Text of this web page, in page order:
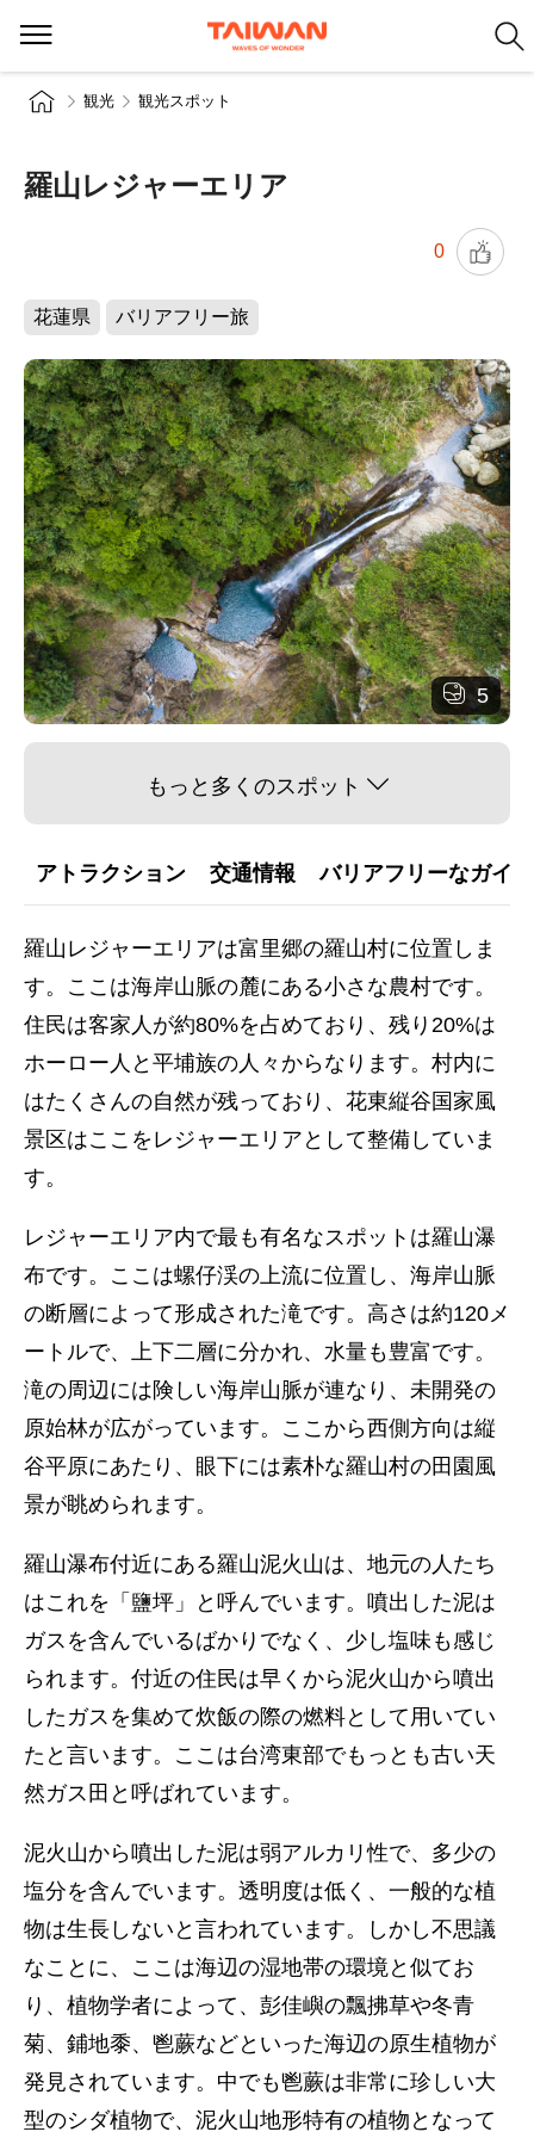
観光 観光スポット
羅山レジャーエリア
0
花蓮県 バリアフリー旅
5
もっと多くのスポット
アトラクション 交通情報 バリアフリーなガイ
羅山レジャーエリアは富里郷の羅山村に位置しま
す。ここは海岸山脈の麓にある小さな農村です。
住民は客家人が約80%を占めており、残り20%は
ホーロー人と平埔族の人々からなります。村内に
はたくさんの自然が残っており、花東縦谷国家風
景区はここをレジャーエリアとして整備していま
す。
レジャーエリア内で最も有名なスポットは羅山瀑
布です。ここは螺仔渓の上流に位置し、海岸山脈
の断層によって形成された滝です。高さは約120メ
ートルで、上下二層に分かれ、水量も豊富です。
滝の周辺には険しい海岸山脈が連なり、未開発の
原始林が広がっています。ここから西側方向は縦
谷平原にあたり、眼下には素朴な羅山村の田園風
景が眺められます。
羅山瀑布付近にある羅山泥火山は、地元の人たち
はこれを「鹽坪」と呼んでいます。噴出した泥は
ガスを含んでいるばかりでなく、少し塩味も感じ
られます。付近の住民は早くから泥火山から噴出
したガスを集めて炊飯の際の燃料として用いてい
たと言います。ここは台湾東部でもっとも古い天
然ガス田と呼ばれています。
泥火山から噴出した泥は弱アルカリ性で、多少の
塩分を含んでいます。透明度は低く、一般的な植
物は生長しないと言われています。しかし不思議
なことに、ここは海辺の湿地帯の環境と似てお
り、植物学者によって、彭佳嶼の飄拂草や冬青
菊、鋪地黍、鬯蕨などといった海辺の原生植物が
発見されています。中でも鬯蕨は非常に珍しい大
型のシダ植物で、泥火山地形特有の植物となって